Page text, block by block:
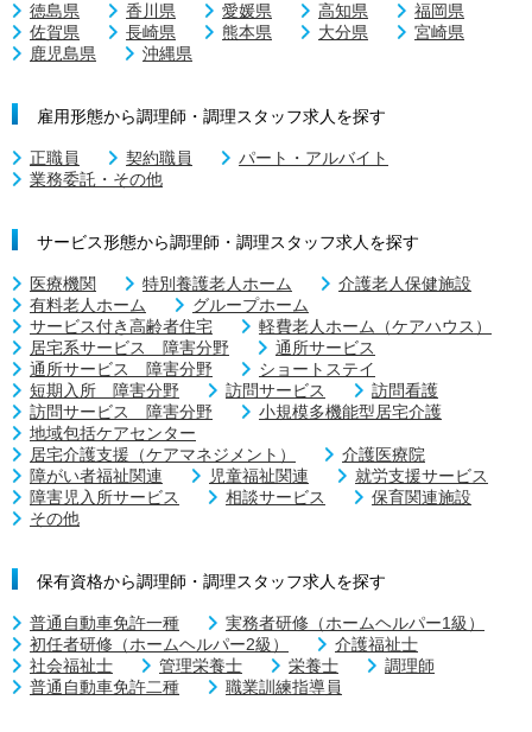
徳島県
香川県 愛媛県 高知県
福岡県
佐賀県
長崎県 熊本県 大分県
宮崎県
鹿児島県
沖縄県
雇用形態から調理師・調理スタッフ求人を探す
正職員 契約職員
パート・アルバイト
業務委託・その他
サービス形態から調理師・調理スタッフ求人を探す
医療機関 特別養護老人ホーム
介護老人保健施設
有料老人ホーム
グループホーム
サービス付き高齢者住宅
軽費老人ホーム（ケアハウス）
居宅系サービス 障害分野
通所サービス
通所サービス 障害分野
ショートステイ
短期入所 障害分野
訪問サービス
訪問看護
訪問サービス 障害分野
小規模多機能型居宅介護
地域包括ケアセンター
居宅介護支援（ケアマネジメント）
介護医療院
障がい者福祉関連
児童福祉関連
就労支援サービス
障害児入所サービス
相談サービス
保育関連施設
その他
保有資格から調理師・調理スタッフ求人を探す
普通自動車免許一種
実務者研修（ホームヘルパー1級）
初任者研修（ホームヘルパー2級）
介護福祉士
社会福祉士
管理栄養士 栄養士
調理師
普通自動車免許二種
職業訓練指導員